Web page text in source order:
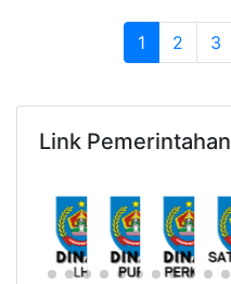
1 (current)
2 3
Link Pemerintahan